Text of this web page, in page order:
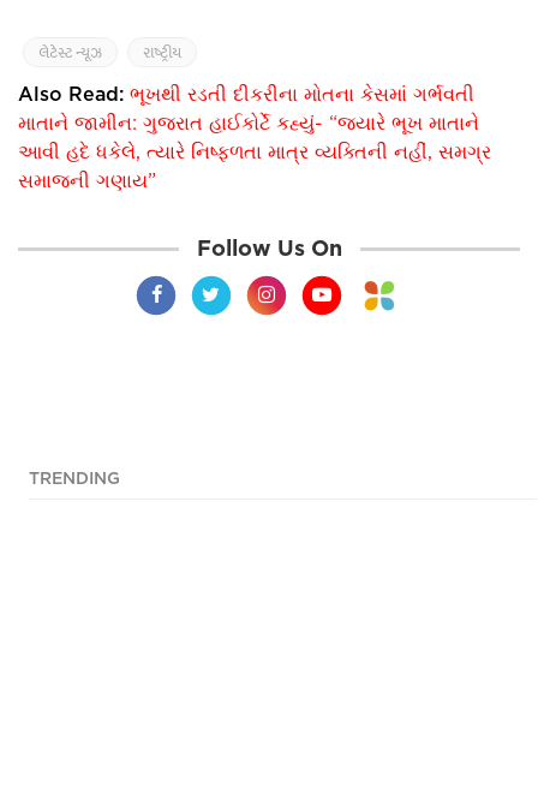
લેટેસ્ટ ન્યૂઝ રાષ્ટ્રીય
Also Read: ભૂખથી રડતી દીકરીના મોતના કેસમાં ગર્ભવતી
માતાને જામીન: ગુજરાત હાઈકોર્ટે કહ્યું- “જ્યારે ભૂખ માતાને
આવી હદે ધકેલે, ત્યારે નિષ્ફળતા માત્ર વ્યક્તિની નહીં, સમગ્ર
સમાજની ગણાય”
Follow Us On
TRENDING